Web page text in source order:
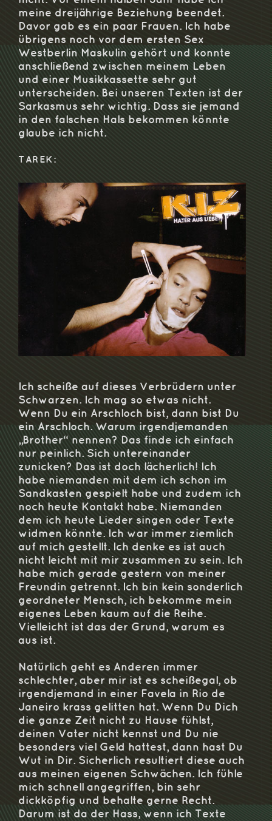
meine dreijährige Beziehung beendet.
Davor gab es ein paar Frauen. Ich habe
übrigens noch vor dem ersten Sex
Westberlin Maskulin gehört und konnte
anschließend zwischen meinem Leben
und einer Musikkassette sehr gut
unterscheiden. Bei unseren Texten ist der
Sarkasmus sehr wichtig. Dass sie jemand
in den falschen Hals bekommen könnte
glaube ich nicht.
TAREK:
Ich scheiße auf dieses Verbrüdern unter
Schwarzen. Ich mag so etwas nicht.
Wenn Du ein Arschloch bist, dann bist Du
ein Arschloch. Warum irgendjemanden
„Brother“ nennen? Das finde ich einfach
nur peinlich. Sich untereinander
zunicken? Das ist doch lächerlich! Ich
habe niemanden mit dem ich schon im
Sandkasten gespielt habe und zudem ich
noch heute Kontakt habe. Niemanden
dem ich heute Lieder singen oder Texte
widmen könnte. Ich war immer ziemlich
auf mich gestellt. Ich denke es ist auch
nicht leicht mit mir zusammen zu sein. Ich
habe mich gerade gestern von meiner
Freundin getrennt. Ich bin kein sonderlich
geordneter Mensch, ich bekomme mein
eigenes Leben kaum auf die Reihe.
Vielleicht ist das der Grund, warum es
aus ist.
Natürlich geht es Anderen immer
schlechter, aber mir ist es scheißegal, ob
irgendjemand in einer Favela in Rio de
Janeiro krass gelitten hat. Wenn Du Dich
die ganze Zeit nicht zu Hause fühlst,
deinen Vater nicht kennst und Du nie
besonders viel Geld hattest, dann hast Du
Wut in Dir. Sicherlich resultiert diese auch
aus meinen eigenen Schwächen. Ich fühle
mich schnell angegriffen, bin sehr
dickköpfig und behalte gerne Recht.
Darum ist da der Hass, wenn ich Texte